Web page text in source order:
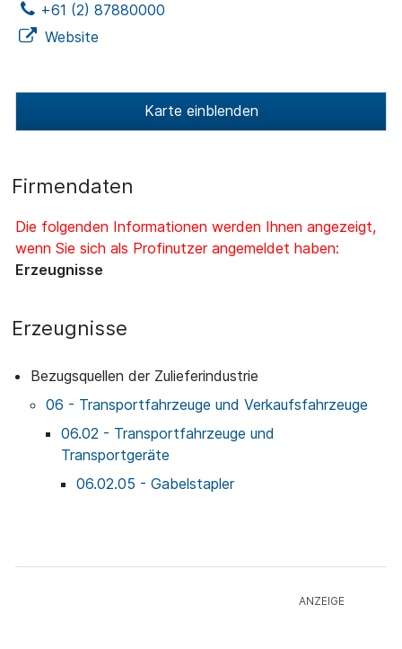
+61 (2) 87880000
Website
Karte einblenden
Firmendaten
Die folgenden Informationen werden Ihnen angezeigt,
wenn Sie sich als Profinutzer angemeldet haben:
Erzeugnisse
Erzeugnisse
Bezugsquellen der Zulieferindustrie
06 - Transportfahrzeuge und Verkaufsfahrzeuge
06.02 - Transportfahrzeuge und
Transportgeräte
06.02.05 - Gabelstapler